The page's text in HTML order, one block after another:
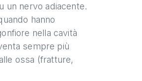
un nervo adiacente.
hanno
nella cavità
sempre più
ossa (fratture,